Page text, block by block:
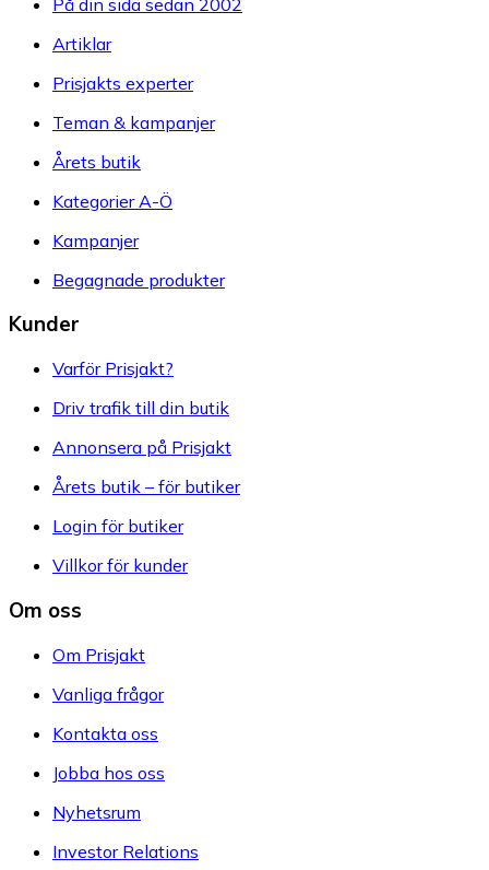
Artiklar
Prisjakts experter
Teman & kampanjer
Årets butik
Kategorier A-Ö
Kampanjer
Begagnade produkter
Kunder
Varför Prisjakt?
Driv trafik till din butik
Annonsera på Prisjakt
Årets butik – för butiker
Login för butiker
Villkor för kunder
Om oss
Om Prisjakt
Vanliga frågor
Kontakta oss
Jobba hos oss
Nyhetsrum
Investor Relations